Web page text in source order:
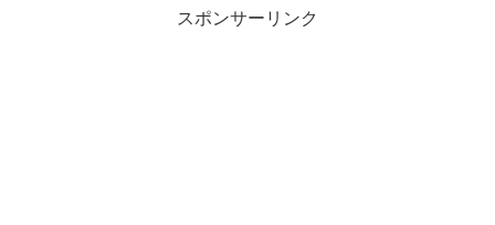
スポンサーリンク